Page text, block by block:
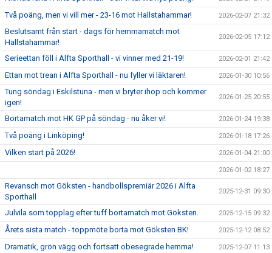
Två poäng, men vi vill mer - 23-16 mot Hallstahammar! 2026-02-07 21:32
Beslutsamt från start - dags för hemmamatch mot
Hallstahammar!
2026-02-05 17:12
Serieettan föll i Alfta Sporthall - vi vinner med 21-19! 2026-02-01 21:42
Ettan mot trean i Alfta Sporthall - nu fyller vi läktaren! 2026-01-30 10:56
Tung söndag i Eskilstuna - men vi bryter ihop och kommer
igen!
2026-01-25 20:55
Bortamatch mot HK GP på söndag - nu åker vi! 2026-01-24 19:38
Två poäng i Linköping! 2026-01-18 17:26
Vilken start på 2026! 2026-01-04 21:00
2026-01-02 18:27
Revansch mot Göksten - handbollspremiär 2026 i Alfta
Sporthall
2025-12-31 09:30
Julvila som topplag efter tuff bortamatch mot Göksten. 2025-12-15 09:32
Årets sista match - toppmöte borta mot Göksten BK! 2025-12-12 08:52
Dramatik, grön vägg och fortsatt obesegrade hemma! 2025-12-07 11:13